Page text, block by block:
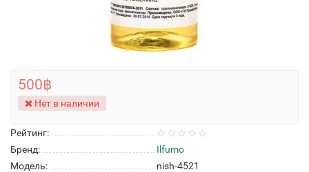
Рейтинг:
Бренд:
Ilfumo
Модель:
nish-4521
500฿
Нет в наличии